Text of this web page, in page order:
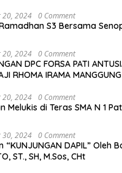
20, 2024 0 Comment
S3 Bersama
20, 2024 0 Comment
DPC FORSA PATI
RHOMA IRAMA MANGGUNG
20, 2024 0 Comment
Melukis di Teras SMA N 1
30, 2024 0 Comment
“KUNJUNGAN DAPIL” Oleh
ST., SH, M.Sos, CHt